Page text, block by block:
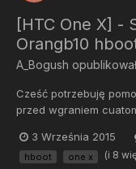
[HTC One X] -
Orangb10
A_Bogush
Cześć potrzebuję
przed wgraniem
Jeżeli ktoś na forum
wdzięczny Wysłane z
3 Września 2015
hboot one x (i 8